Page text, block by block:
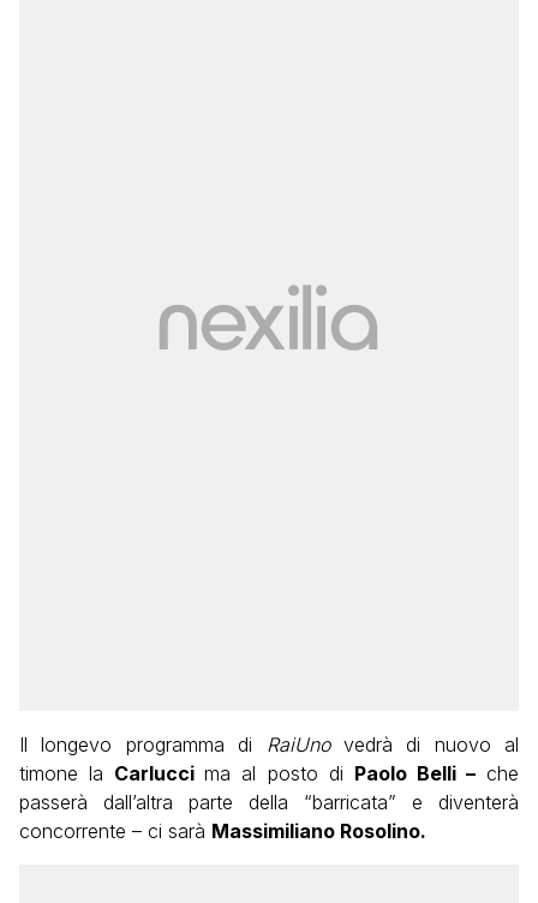
Il longevo programma di RaiUnovedrà di nuovo al
timone la Carluccima al posto di Paolo Belli –che
passerà dall’altra parte della “barricata” e diventerà
concorrente – ci sarà Massimiliano Rosolino.